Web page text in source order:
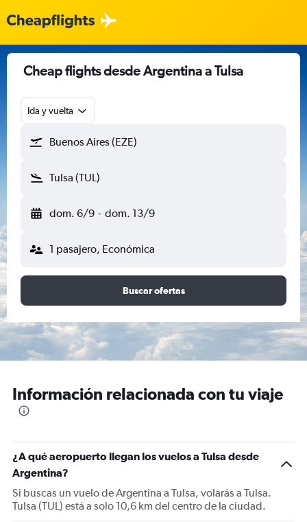
Cheap flights desde Argentina a Tulsa
Ida y vuelta
Buenos Aires (EZE)
Tulsa (TUL)
dom. 6/9 - dom. 13/9
1 pasajero, Económica
Buscar ofertas
Información relacionada con tu viaje
¿A qué aeropuerto llegan los vuelos a Tulsa desde
Argentina?
Si buscas un vuelo de Argentina a Tulsa, volarás a Tulsa.
Tulsa (TUL) está a solo 10,6 km del centro de la ciudad.